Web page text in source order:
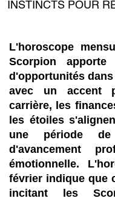
INSTINCTS POUR
L'horoscope
Scorpion
d'opportunités
avec un accent
carrière, les
les étoiles
une période de
d'avancement
émotionnelle.
février indique que
incitant les